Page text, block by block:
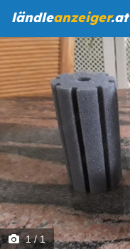
ländleanzeiger.at
1/ 1